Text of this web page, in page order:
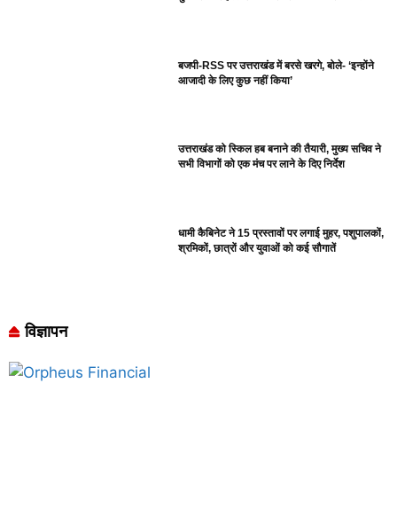
बजपी-RSS पर उत्तराखंड में बरसे खरगे, बोले- ‘इन्होंने
आजादी के लिए कुछ नहीं किया’
उत्तराखंड को स्किल हब बनाने की तैयारी, मुख्य सचिव ने
सभी विभागों को एक मंच पर लाने के दिए निर्देश
धामी कैबिनेट ने 15 प्रस्तावों पर लगाई मुहर, पशुपालकों,
श्रमिकों, छात्रों और युवाओं को कई सौगातें
विज्ञापन